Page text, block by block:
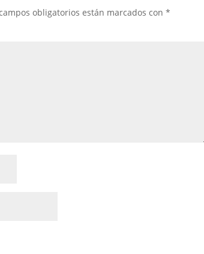
obligatorios están marcados con*